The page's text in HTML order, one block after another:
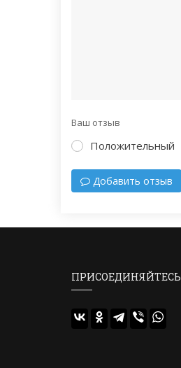
Ваш отзыв
Положительный
Добавить отзыв
ПРИСОЕДИНЯЙТЕСЬ